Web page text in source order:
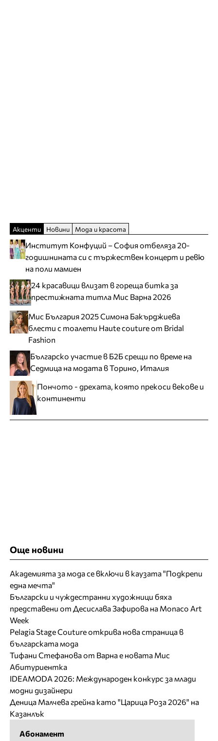
Акценти Новини Мода и красота
Институт Конфуций – София отбеляза 20-
годишнината си с тържествен концерт и ревю
на поли мамиен
24 красавици влизат в гореща битка за
престижната титла Мис Варна 2026
Мис България 2025 Симона Бакърджиева
блести с тоалети Haute couture от Bridal
Fashion
Българско участие в Б2Б срещи по време на
Седмица на модата в Торино, Италия
Пончото - дрехата, която прекоси векове и
континенти
Още новини
Академията за мода се включи в каузата "Подкрепи
една мечта"
Български и чуждестранни художници бяха
представени от Десислава Зафирова на Monaco Art
Week
Pelagia Stage Couture открива нова страница в
българската мода
Тифани Стефанова от Варна е новата Мис
Абитуриентка
IDEAMODA 2026: Международен конкурс за млади
модни дизайнери
Деница Малчева грейна като "Царица Роза 2026" на
Казанлък
Абонамент